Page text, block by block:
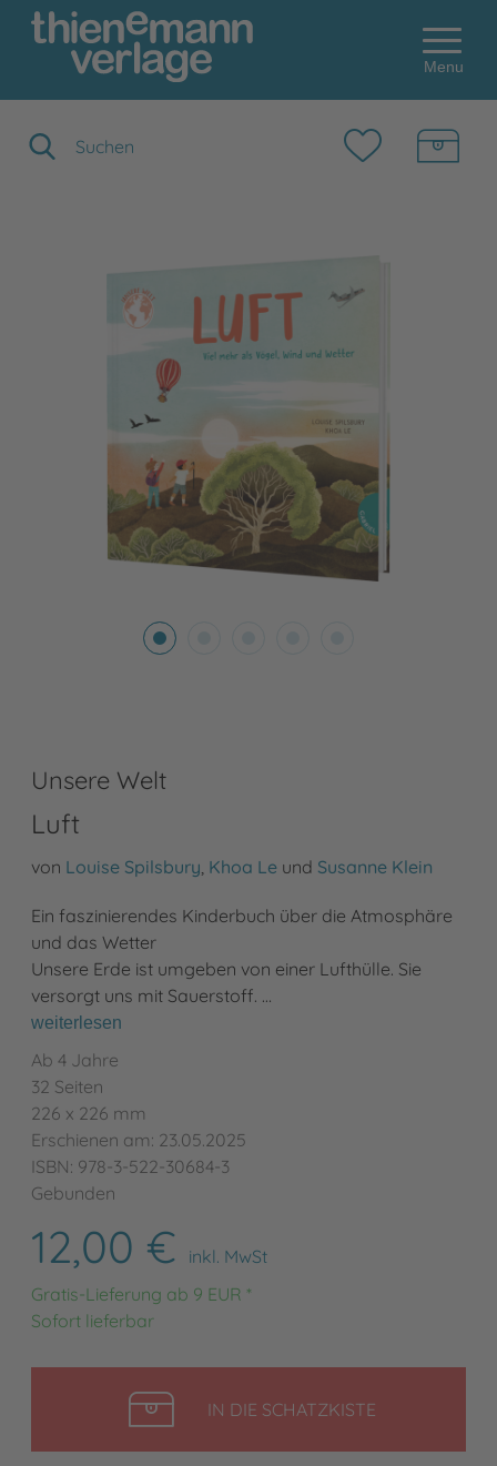
Menu
Unsere Welt
Luft
von Louise Spilsbury, Khoa Le und Susanne Klein
Ein faszinierendes Kinderbuch über die Atmosphäre
und das Wetter
Unsere Erde ist umgeben von einer Lufthülle. Sie
versorgt uns mit Sauerstoff. …
weiterlesen
Ab 4 Jahre
32 Seiten
226 x 226 mm
Erschienen am: 23.05.2025
ISBN: 978-3-522-30684-3
Gebunden
12,00 €
inkl. MwSt
Gratis-Lieferung ab 9 EUR *
Sofort lieferbar
IN DIE SCHATZKISTELEGEN